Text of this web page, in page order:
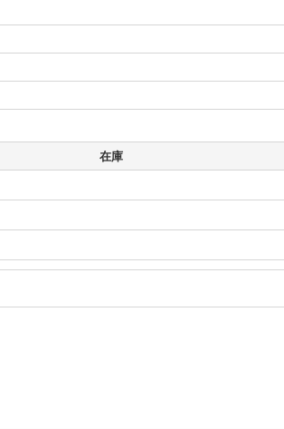
在庫